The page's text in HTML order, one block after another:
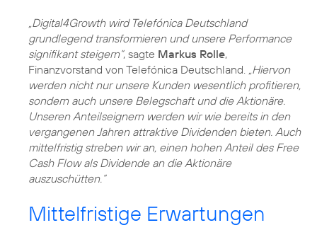
„Digital4Growth wird Telefónica Deutschland
grundlegend transformieren und unsere Performance
signifikant steigern“, sagte Markus Rolle,
Finanzvorstand von Telefónica Deutschland. „Hiervon
werden nicht nur unsere Kunden wesentlich profitieren,
sondern auch unsere Belegschaft und die Aktionäre.
Unseren Anteilseignern werden wir wie bereits in den
vergangenen Jahren attraktive Dividenden bieten. Auch
mittelfristig streben wir an, einen hohen Anteil des Free
Cash Flow als Dividende an die Aktionäre
auszuschütten.“
Mittelfristige Erwartungen